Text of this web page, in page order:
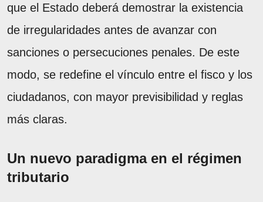
que el Estado deberá demostrar la existencia
de irregularidades antes de avanzar con
sanciones o persecuciones penales. De este
modo, se redefine el vínculo entre el fisco y los
ciudadanos, con mayor previsibilidad y reglas
más claras.
Un nuevo paradigma en el régimen
tributario